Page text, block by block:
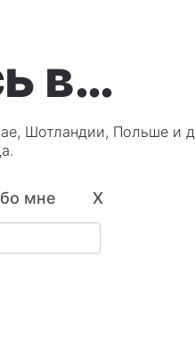
в…
Шотландии, Польше и
мне X